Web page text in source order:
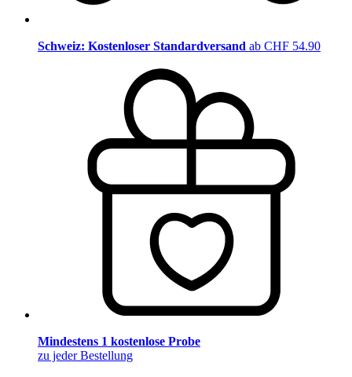
Schweiz: Kostenloser Standardversand ab CHF 54.90
Mindestens 1 kostenlose Probe
zu jeder Bestellung